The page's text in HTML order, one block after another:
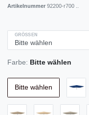
Artikelnummer 92200-r700 ..
GRÖSSEN
Farbe: Bitte wählen
Bitte wählen